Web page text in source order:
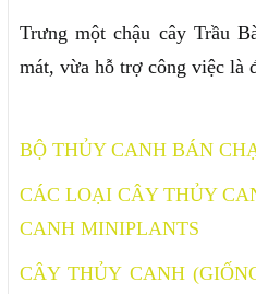
Trưng một chậu cây Trầu
mát, vừa hỗ trợ công việc là
BỘ THỦY CANH BÁN
CÁC LOẠI CÂY THỦY
CANH MINIPLANTS
CÂY THỦY CANH